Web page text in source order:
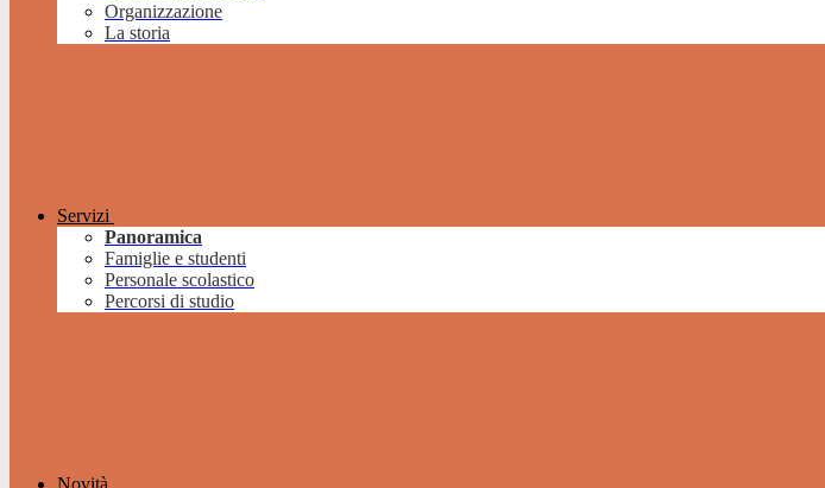
Organizzazione
La storia
Servizi
Panoramica
Famiglie e studenti
Personale scolastico
Percorsi di studio